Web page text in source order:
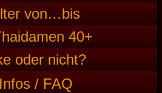
von…bis
40+
oder nicht?
/ FAQ